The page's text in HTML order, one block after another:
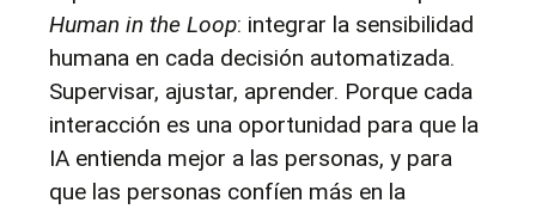
Human in the Loop: integrar la sensibilidad
humana en cada decisión automatizada.
Supervisar, ajustar, aprender. Porque cada
interacción es una oportunidad para que la
IA entienda mejor a las personas, y para
que las personas confíen más en la